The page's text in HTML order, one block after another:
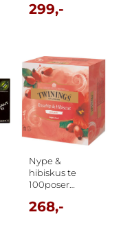
blinde.
299,-
Nype &
hibiskus te
100poser
268,-